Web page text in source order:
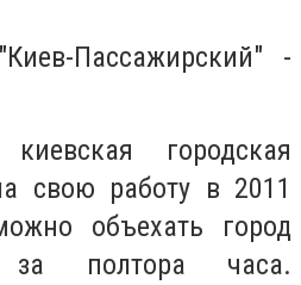
Пассажирский" -
городская
свою работу в 2011
объехать город
за полтора часа.